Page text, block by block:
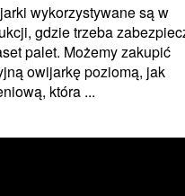
wykorzystywane są w
gdzie trzeba
palet. Możemy zakupić
owijarkę poziomą, jak
która ...